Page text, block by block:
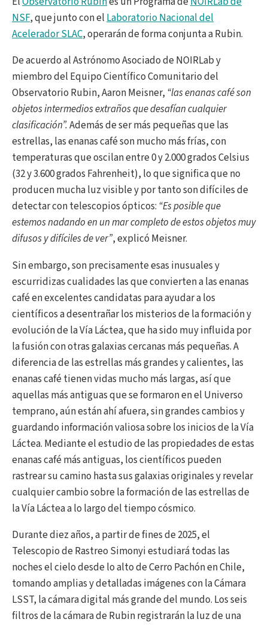
NSF, que junto con elLaboratorio Nacional del
Acelerador SLAC, operarán de forma conjunta a Rubin.
De acuerdo al Astrónomo Asociado de NOIRLab y
miembro del Equipo Científico Comunitario del
Observatorio Rubin, Aaron Meisner, “las enanas café son
objetos intermedios extraños que desafían cualquier
clasificación”.Además de ser más pequeñas que las
estrellas, las enanas café son mucho más frías, con
temperaturas que oscilan entre 0 y 2.000 grados Celsius
(32 y 3.600 grados Fahrenheit), lo que significa que no
producen mucha luz visible y por tanto son difíciles de
detectar con telescopios ópticos: “Es posible que
estemos nadando en un mar completo de estos objetos muy
difusos y difíciles de ver”, explicó Meisner.
Sin embargo, son precisamente esas inusuales y
escurridizas cualidades las que convierten a las enanas
café en excelentes candidatas para ayudar a los
científicos a desentrañar los misterios de la formación y
evolución de la Vía Láctea, que ha sido muy influida por
la fusión con otras galaxias cercanas más pequeñas. A
diferencia de las estrellas más grandes y calientes, las
enanas café tienen vidas mucho más largas, así que
aquellas más antiguas que se formaron en el Universo
temprano, aún están ahí afuera, sin grandes cambios y
guardando información valiosa sobre los inicios de la Vía
Láctea. Mediante el estudio de las propiedades de estas
enanas café más antiguas, los científicos pueden
rastrear su camino hasta sus galaxias originales y revelar
cualquier cambio sobre la formación de las estrellas de
la Vía Láctea a lo largo del tiempo cósmico.
Durante diez años, a partir de fines de 2025, el
Telescopio de Rastreo Simonyi estudiará todas las
noches el cielo desde lo alto de Cerro Pachón en Chile,
tomando amplias y detalladas imágenes con la Cámara
LSST, la cámara digital más grande del mundo. Los seis
filtros de la cámara de Rubin registrarán la luz de una